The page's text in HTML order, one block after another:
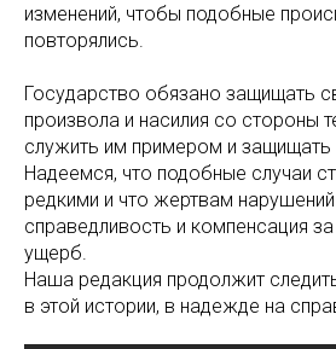
изменений, чтобы подобные
повторялись.
Государство обязано защищать
произвола и насилия со стороны
служить им примером и защищать
Надеемся, что подобные случаи
редкими и что жертвам
справедливость и компенсация
ущерб.
Наша редакция продолжит
в этой истории, в надежде на